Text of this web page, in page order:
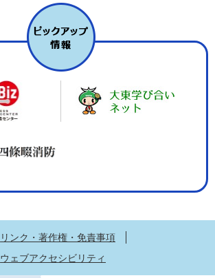
リンク・著作権・免責事項
ウェブアクセシビリティ